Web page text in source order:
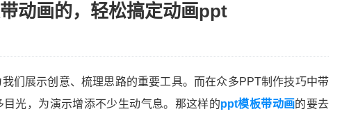
动画的，轻松搞定动画ppt
们展示创意、梳理思路的重要工具。而在众多PPT制作技巧中带
光，为演示增添不少生动气息。那这样的ppt模板带动画的要去